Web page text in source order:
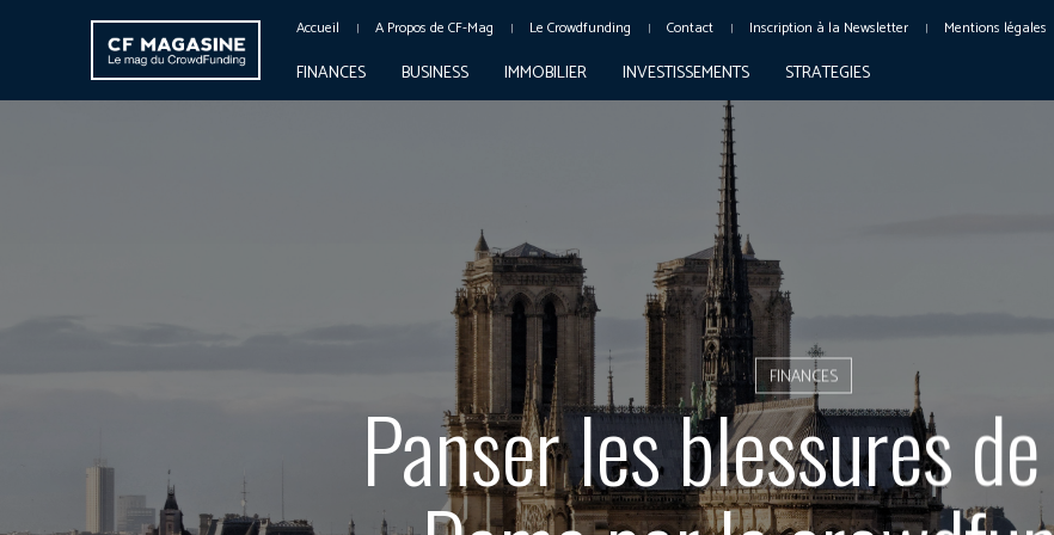
Accueil A Propos de CF-Mag Le Crowdfunding Contact Inscription à la Newsletter Mentions légales
FINANCES BUSINESS IMMOBILIER INVESTISSEMENTS STRATEGIES
FINANCES
Panser les blessures